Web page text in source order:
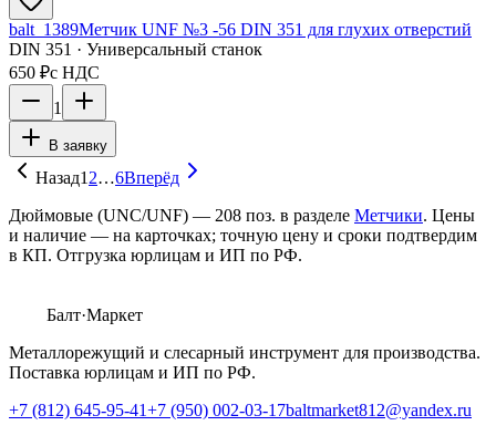
balt_1389Метчик UNF №3 -56 DIN 351 для глухих отверстий
DIN 351 · Универсальный станок
650 ₽с НДС
1
В заявку
Назад1 2…6Вперёд
Дюймовые (UNC/UNF) — 208 поз. в разделе Метчики. Цены
и наличие — на карточках; точную цену и сроки подтвердим
в КП. Отгрузка юрлицам и ИП по РФ.
Балт·Маркет
Металлорежущий и слесарный инструмент для производства.
Поставка юрлицам и ИП по РФ.
+7 (812) 645-95-41+7 (950) 002-03-17baltmarket812@yandex.ru